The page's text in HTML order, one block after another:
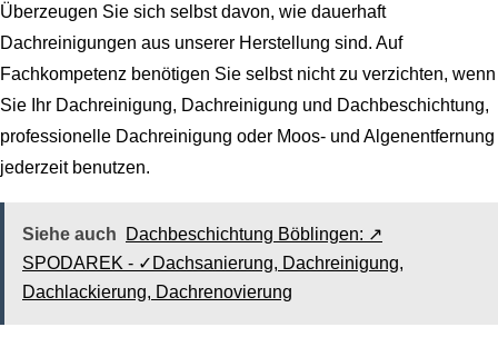
Überzeugen Sie sich selbst davon, wie dauerhaft
Dachreinigungen aus unserer Herstellung sind. Auf
Fachkompetenz benötigen Sie selbst nicht zu verzichten, wenn
Sie Ihr Dachreinigung, Dachreinigung und Dachbeschichtung,
professionelle Dachreinigung oder Moos- und Algenentfernung
jederzeit benutzen.
Siehe auch
Dachbeschichtung Böblingen: ↗️
SPODAREK - ✓Dachsanierung, Dachreinigung,
Dachlackierung, Dachrenovierung